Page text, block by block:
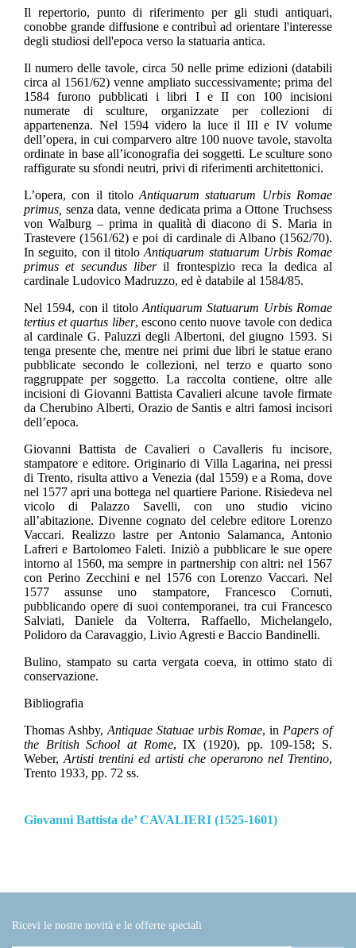
Il repertorio, punto di riferimento per gli studi antiquari,
conobbe grande diffusione e contribuì ad orientare l'interesse
degli studiosi dell'epoca verso la statuaria antica.
Il numero delle tavole, circa 50 nelle prime edizioni (databili
circa al 1561/62) venne ampliato successivamente; prima del
1584 furono pubblicati i libri I e II con 100 incisioni
numerate di sculture, organizzate per collezioni di
appartenenza. Nel 1594 videro la luce il III e IV volume
dell’opera, in cui comparvero altre 100 nuove tavole, stavolta
ordinate in base all’iconografia dei soggetti. Le sculture sono
raffigurate su sfondi neutri, privi di riferimenti architettonici.
L’opera, con il titoloAntiquarum statuarum Urbis Romae
primus, senza data, venne dedicata prima a Ottone Truchsess
von Walburg – prima in qualità di diacono di S. Maria in
Trastevere (1561/62) e poi di cardinale di Albano (1562/70).
In seguito, con il titoloAntiquarum statuarum Urbis Romae
primus et secundus liberil frontespizio reca la dedica al
cardinale Ludovico Madruzzo, ed è databile al 1584/85.
Nel 1594, con il titolo Antiquarum Statuarum Urbis Romae
tertius et quartus liber, escono cento nuove tavole con dedica
al cardinale G. Paluzzi degli Albertoni, del giugno 1593. Si
tenga presente che, mentre nei primi due libri le statue erano
pubblicate secondo le collezioni, nel terzo e quarto sono
raggruppate per soggetto. La raccolta contiene, oltre alle
incisioni di Giovanni Battista Cavalieri alcune tavole firmate
da Cherubino Alberti, Orazio de Santis e altri famosi incisori
dell’epoca.
Giovanni Battista de Cavalieri o Cavalleris fu incisore,
stampatore e editore. Originario di Villa Lagarina, nei pressi
di Trento, risulta attivo a Venezia (dal 1559) e a Roma, dove
nel 1577 apri una bottega nel quartiere Parione. Risiedeva nel
vicolo di Palazzo Savelli, con uno studio vicino
all’abitazione. Divenne cognato del celebre editore Lorenzo
Vaccari. Realizzo lastre per Antonio Salamanca, Antonio
Lafreri e Bartolomeo Faleti. Iniziò a pubblicare le sue opere
intorno al 1560, ma sempre in partnership con altri: nel 1567
con Perino Zecchini e nel 1576 con Lorenzo Vaccari. Nel
1577 assunse uno stampatore, Francesco Cornuti,
pubblicando opere di suoi contemporanei, tra cui Francesco
Salviati, Daniele da Volterra, Raffaello, Michelangelo,
Polidoro da Caravaggio, Livio Agresti e Baccio Bandinelli.
Bulino, stampato su carta vergata coeva, in ottimo stato di
conservazione.
Bibliografia
Thomas Ashby, Antiquae Statuae urbis Romae, in Papers of
the British School at Rome, IX (1920), pp. 109-158; S.
Weber, Artisti trentini ed artisti che operarono nel Trentino,
Trento 1933, pp. 72 ss.
Giovanni Battista de’ CAVALIERI (1525-1601)
Ricevi le nostre novità e le offerte speciali